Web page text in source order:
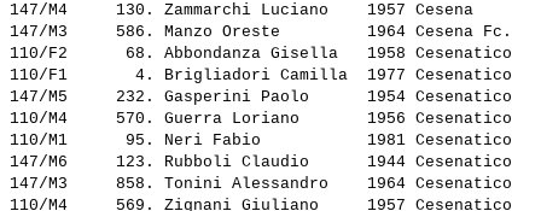
147/M4     130. Zammarchi Luciano
1957 Cesena
147/M3     586. Manzo Oreste
1964 Cesena
110/F2      68. Abbondanza Gisella
1958
110/F1       4. Brigliadori Camilla
1977
147/M5     232. Gasperini Paolo
1954
110/M4     570. Guerra Loriano
1956
110/M1      95. Neri Fabio
1981
147/M6     123. Rubboli Claudio
1944
147/M3     858. Tonini Alessandro
1964
110/M4     569. Zignani Giuliano
1957